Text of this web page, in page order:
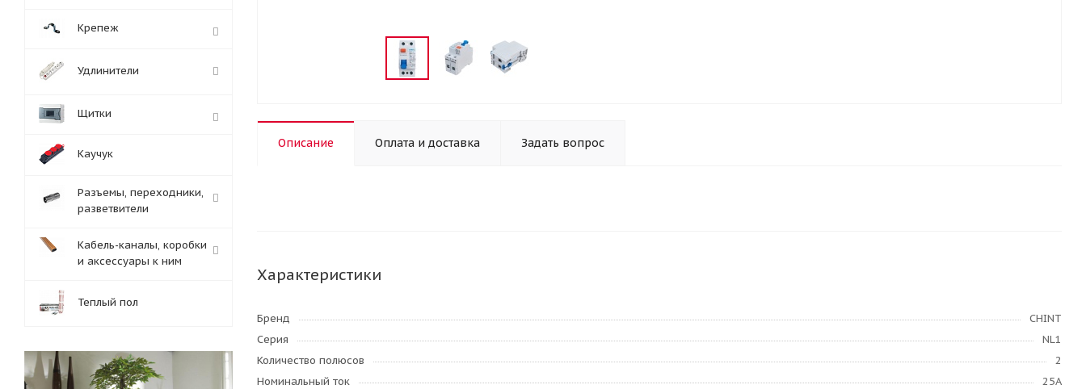
Описание Оплата и доставка Задать вопрос
Характеристики
Бренд
CHINT
Серия
NL1
Количество полюсов
2
Номинальный ток
25А
Крепеж
Удлинители
Щитки
Каучук
Разъемы, переходники,
разветвители
Кабель-каналы, коробки
и аксессуары к ним
Теплый пол